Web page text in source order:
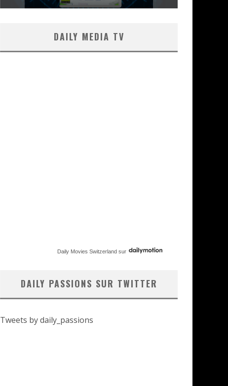
DAILY MEDIA TV
Daily Movies Switzerland sur
DAILY PASSIONS SUR TWITTER
Tweets by daily_passions